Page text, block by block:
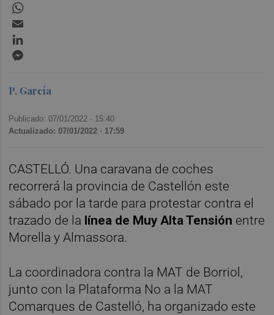
P. García
Publicado: 07/01/2022 · 15:40
Actualizado: 07/01/2022 · 17:59
CASTELLÓ. Una caravana de coches
recorrerá la provincia de Castellón este
sábado por la tarde para protestar contra el
trazado de la línea de Muy Alta Tensión entre
Morella y Almassora.
La coordinadora contra la MAT de Borriol,
junto con la Plataforma No a la MAT
Comarques de Castelló, ha organizado este